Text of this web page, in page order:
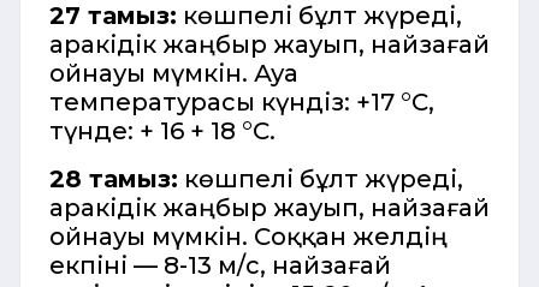
27 тамыз: көшпелі бұлт жүреді,
аракідік жаңбыр жауып, найзағай
ойнауы мүмкін. Ауа
температурасы күндіз: +17 °C,
түнде: + 16 + 18 °C.
28 тамыз: көшпелі бұлт жүреді,
аракідік жаңбыр жауып, найзағай
ойнауы мүмкін. Соққан желдің
екпіні — 8-13 м/с, найзағай